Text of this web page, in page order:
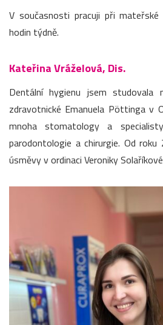
V současnosti pracuji při mateřské
hodin týdně.
Kateřina Vráželová, Dis.
Dentální hygienu jsem studovala
zdravotnické Emanuela Pöttinga v
mnoha stomatology a
parodontologie a chirurgie. Od
úsměvy v ordinaci Veroniky